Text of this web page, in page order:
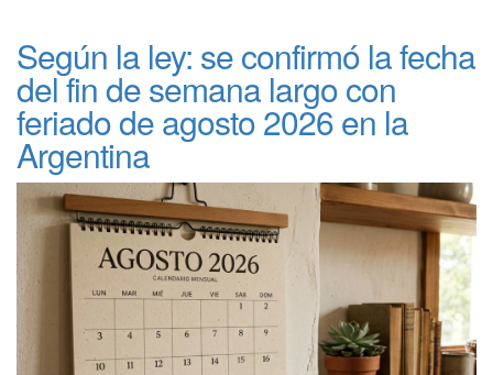
Según la ley: se confirmó la fecha
del fin de semana largo con
feriado de agosto 2026 en la
Argentina